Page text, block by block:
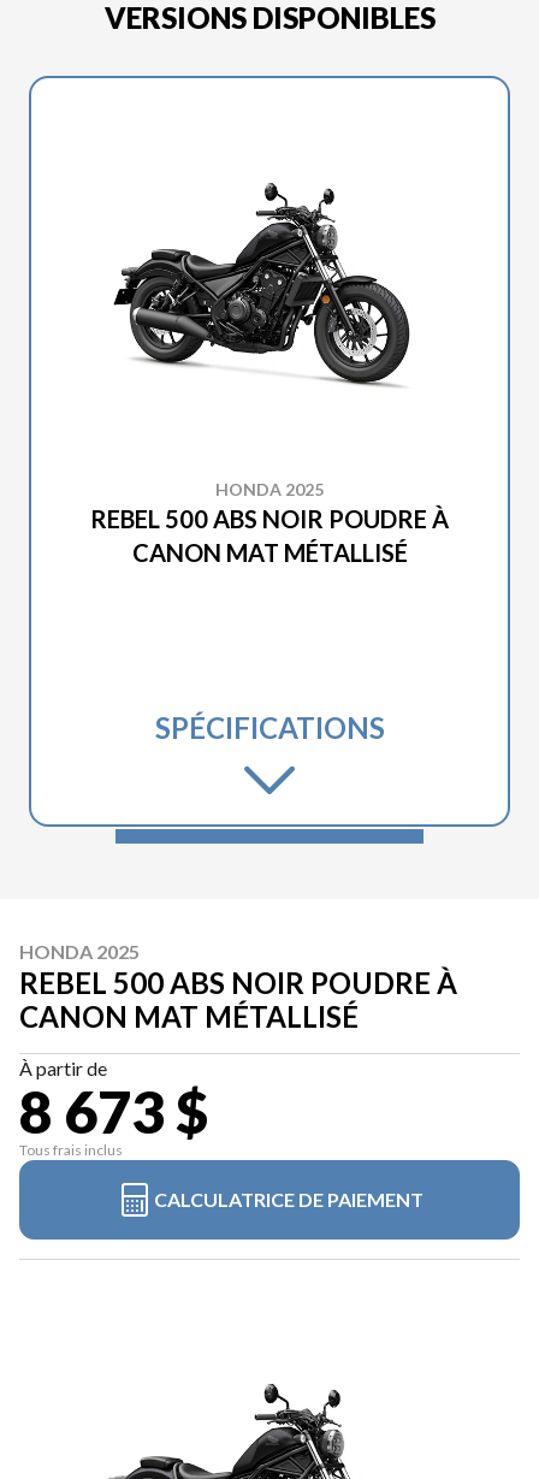
VERSIONS DISPONIBLES
HONDA 2025
REBEL 500 ABS NOIR POUDRE À
CANON MAT MÉTALLISÉ
SPÉCIFICATIONS
HONDA 2025
REBEL 500 ABS NOIR POUDRE À
CANON MAT MÉTALLISÉ
À partir de
8 673 $
Tous frais inclus
CALCULATRICE DE PAIEMENT